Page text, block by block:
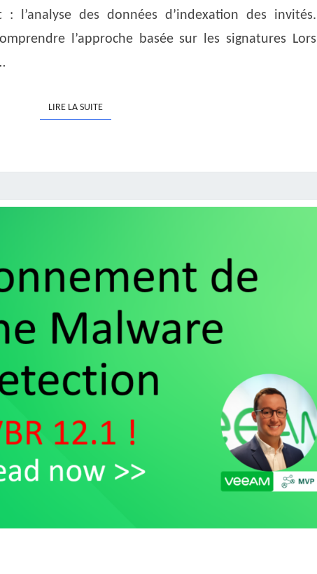
l’analyse des données d’indexation des invités.
l’approche basée sur les signatures Lors
LIRE LA SUITELIRE LA SUITE